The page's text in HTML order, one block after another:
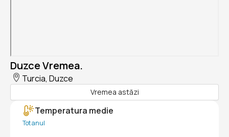
Duzce Vremea.
Turcia, Duzce
Vremea astăzi
Temperatura medie
Tot anul